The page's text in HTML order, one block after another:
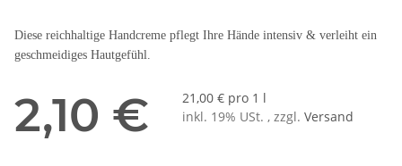
Diese reichhaltige Handcreme pflegt Ihre Hände intensiv & verleiht ein
geschmeidiges Hautgefühl.
2,10 €
21,00 € pro 1 l
inkl. 19% USt. , zzgl. Versand